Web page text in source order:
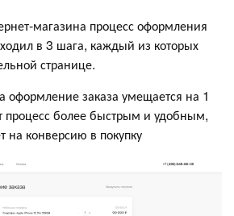
магазина процесс оформления
в 3 шага, каждый из которых
странице.
оформление заказа умещается на 1
процесс более быстрым и удобным,
на конверсию в покупку